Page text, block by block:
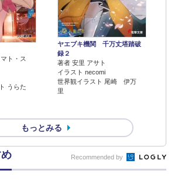
ト・ス
うらた
ヤエブキ機関 千万丈塔踏破
録２
著者 安里 アサト
イラスト necomi
世界観イラスト 尾崎 伊万
里
もっとみる
Recommended by